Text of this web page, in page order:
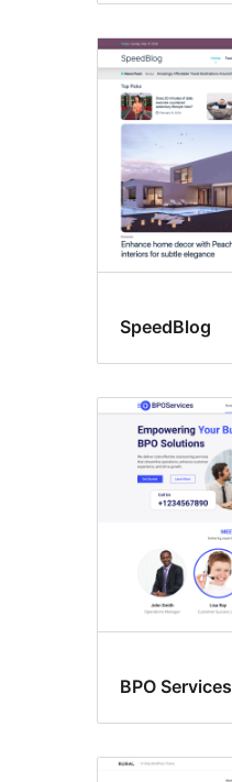
SpeedBlog
BPO Services